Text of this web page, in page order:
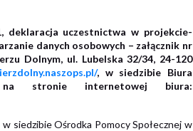
deklaracja uczestnictwa w projekcie-
danych osobowych – załącznik nr
Dolnym, ul. Lubelska 32/34, 24-120
, w siedzibie Biura
stronie internetowej biura:
siedzibie Ośrodka Pomocy Społecznej w